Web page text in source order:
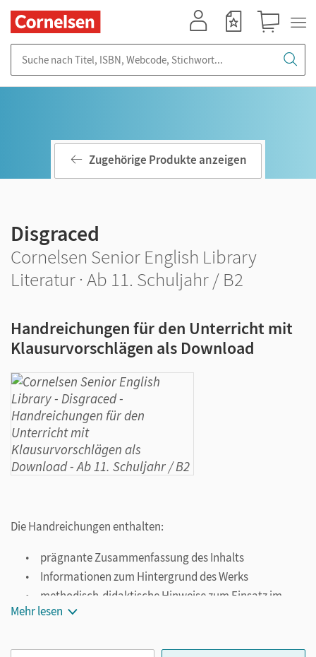
Zugehörige Produkte anzeigen
Disgraced
Cornelsen Senior English Library
Literatur · Ab 11. Schuljahr / B2
Handreichungen für den Unterricht mit
Klausurvorschlägen als Download
Die Handreichungen enthalten:
prägnante Zusammenfassung des Inhalts
Informationen zum Hintergrund des Werks
methodisch-didaktische Hinweise zum Einsatz im
Unterricht
Kompetenzbereichen
Mehr lesen